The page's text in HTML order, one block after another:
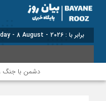
برابر با : Saturday - 8 August - 2026
دشمن با جنگ